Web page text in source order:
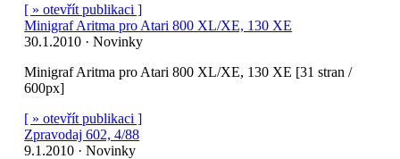
[ » otevřít publikaci ]
Minigraf Aritma pro Atari 800 XL/XE, 130 XE
30.1.2010 · Novinky
Minigraf Aritma pro Atari 800 XL/XE, 130 XE [31 stran /
600px]
[ » otevřít publikaci ]
Zpravodaj 602, 4/88
9.1.2010 · Novinky